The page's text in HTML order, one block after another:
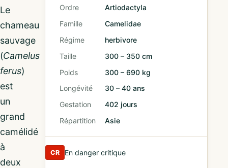
Le
chameau
sauvage
(Camelus
ferus)
est
un
grand
camélidé
à
deux
Ordre
Artiodactyla
Famille
Camelidae
Régime
herbivore
Taille
300 – 350 cm
Poids
300 – 690 kg
Longévité
30 – 40 ans
Gestation
402 jours
Répartition
Asie
CR En danger critique